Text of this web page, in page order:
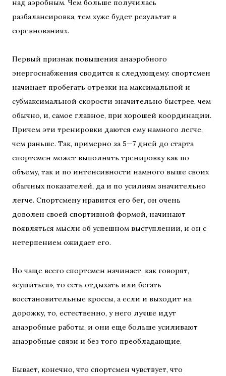
над аэробным. Чем больше получилась
разбалансировка, тем хуже будет результат в
соревнованиях.
Первый признак повышения анаэробного
энергоснабжения сводится к следующему: спортсмен
начинает пробегать отрезки на максимальной и
субмаксимальной скорости значительно быстрее, чем
обычно, и, самое главное, при хорошей координации.
Причем эти тренировки даются ему намного легче,
чем раньше. Так, примерно за 5—7 дней до старта
спортсмен может выполнять тренировку как по
объему, так и по интенсивности намного выше своих
обычных показателей, да и по усилиям значительно
легче. Спортсмену нравится его бег, он очень
доволен своей спортивной формой, начинают
появляться мысли об успешном выступлении, и он с
нетерпением ожидает его.
Но чаще всего спортсмен начинает, как говорят,
«сушиться», то есть отдыхать или бегать
восстановительные кроссы, а если и выходит на
дорожку, то, естественно, у него лучше идут
анаэробные работы, и они еще больше усиливают
анаэробные связи и без того преобладающие.
Бывает, конечно, что спортсмен чувствует, что